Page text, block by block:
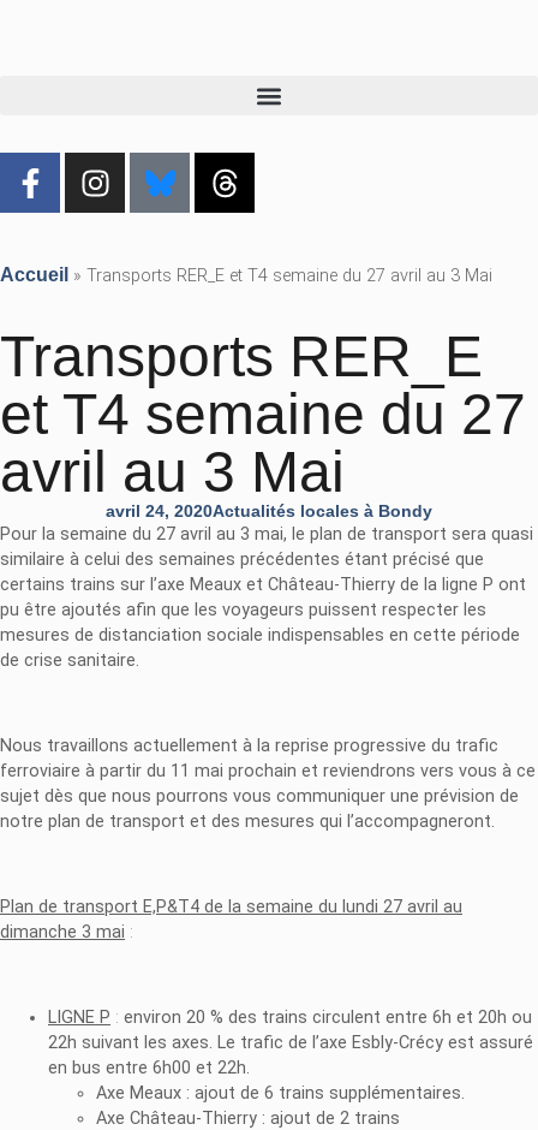
Accueil » Transports RER_E et T4 semaine du 27 avril au 3 Mai
Transports RER_E
et T4 semaine du 27
avril au 3 Mai
avril 24, 2020Actualités locales à Bondy
Pour la semaine du 27 avril au 3 mai, le plan de transport sera quasi
similaire à celui des semaines précédentes étant précisé que
certains trains sur l’axe Meaux et Château-Thierry de la ligne P ont
pu être ajoutés afin que les voyageurs puissent respecter les
mesures de distanciation sociale indispensables en cette période
de crise sanitaire.
Nous travaillons actuellement à la reprise progressive du trafic
ferroviaire à partir du 11 mai prochain et reviendrons vers vous à ce
sujet dès que nous pourrons vous communiquer une prévision de
notre plan de transport et des mesures qui l’accompagneront.
Plan de transport E,P&T4 de la semaine du lundi 27 avril au
dimanche 3 mai :
LIGNE P : environ 20 % des trains circulent entre 6h et 20h ou
22h suivant les axes. Le trafic de l’axe Esbly-Crécy est assuré
en bus entre 6h00 et 22h.
Axe Meaux : ajout de 6 trains supplémentaires.
Axe Château-Thierry : ajout de 2 trains